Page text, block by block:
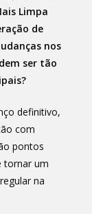
Limpa
de
nos
ser tão
definitivo,
com
pontos
tornar um
na